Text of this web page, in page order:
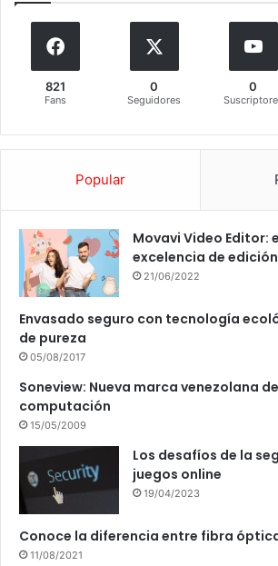
821
Fans
0
Seguidores
0
Popular
Movavi Video Editor:
excelencia de
21/06/2022
Envasado seguro con tecnología
de pureza
05/08/2017
Soneview: Nueva marca venezolana
computación
15/05/2009
Los desafíos de la
juegos online
19/04/2023
Conoce la diferencia entre fibra
11/08/2021